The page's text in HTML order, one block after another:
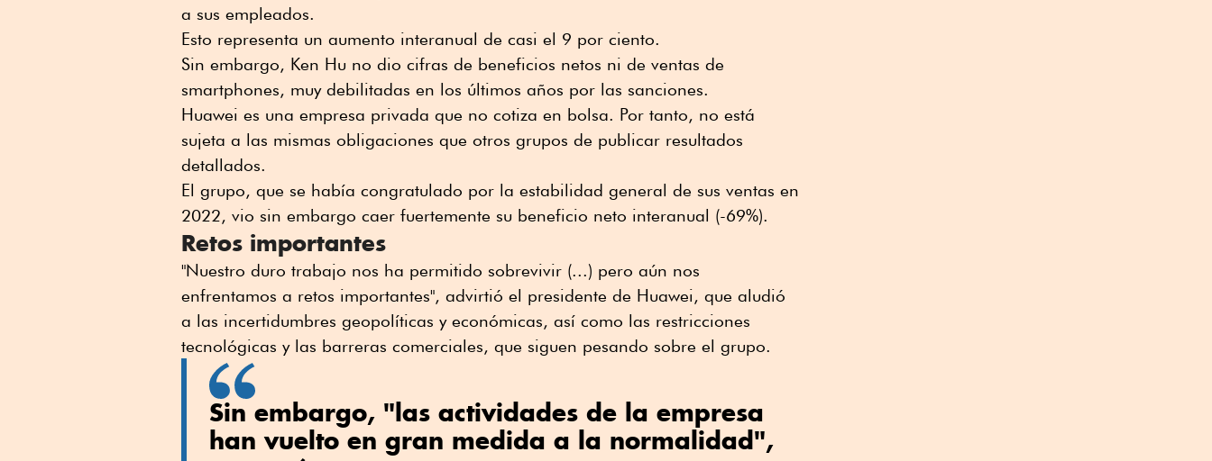
a sus empleados.
Esto representa un aumento interanual de casi el 9 por ciento.
Sin embargo, Ken Hu no dio cifras de beneficios netos ni de ventas de
smartphones, muy debilitadas en los últimos años por las sanciones.
Huawei es una empresa privada que no cotiza en bolsa. Por tanto, no está
sujeta a las mismas obligaciones que otros grupos de publicar resultados
detallados.
El grupo, que se había congratulado por la estabilidad general de sus ventas en
2022, vio sin embargo caer fuertemente su beneficio neto interanual (-69%).
Retos importantes
"Nuestro duro trabajo nos ha permitido sobrevivir (...) pero aún nos
enfrentamos a retos importantes", advirtió el presidente de Huawei, que aludió
a las incertidumbres geopolíticas y económicas, así como las restricciones
tecnológicas y las barreras comerciales, que siguen pesando sobre el grupo.
Sin embargo, "las actividades de la empresa
han vuelto en gran medida a la normalidad",